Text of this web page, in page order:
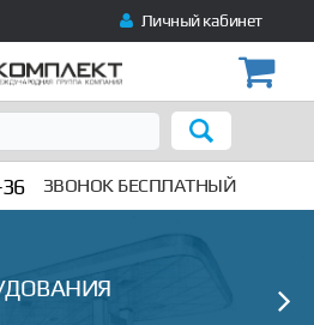
Личный кабинет
ЗВОНОК БЕСПЛАТНЫЙ